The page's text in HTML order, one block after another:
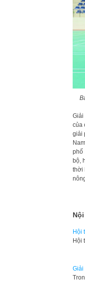
Giải
của
giải
phố
bộ,
thời
Hội
Hội
Giải